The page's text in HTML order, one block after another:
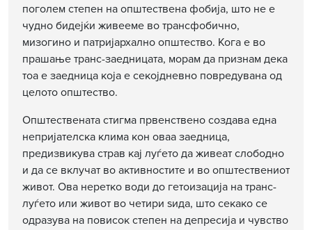
поголем степен на општествена фобија, што не е
чудно бидејќи живееме во трансфобично,
мизогино и патријархално општество. Кога е во
прашање транс-заедницата, морам да признам дека
тоа е заедница која e секојдневно повредувана од
целото општество.
Општествената стигма првенствено создава една
непријателска клима кон оваа заедница,
предизвикува страв кај луѓето да живеат слободно
и да се вклучат во активностите и во општествениот
живот. Ова неретко води до гетоизација на транс-
луѓето или живот во четири ѕида, што секако се
одразува на повисок степен на депресија и чувство